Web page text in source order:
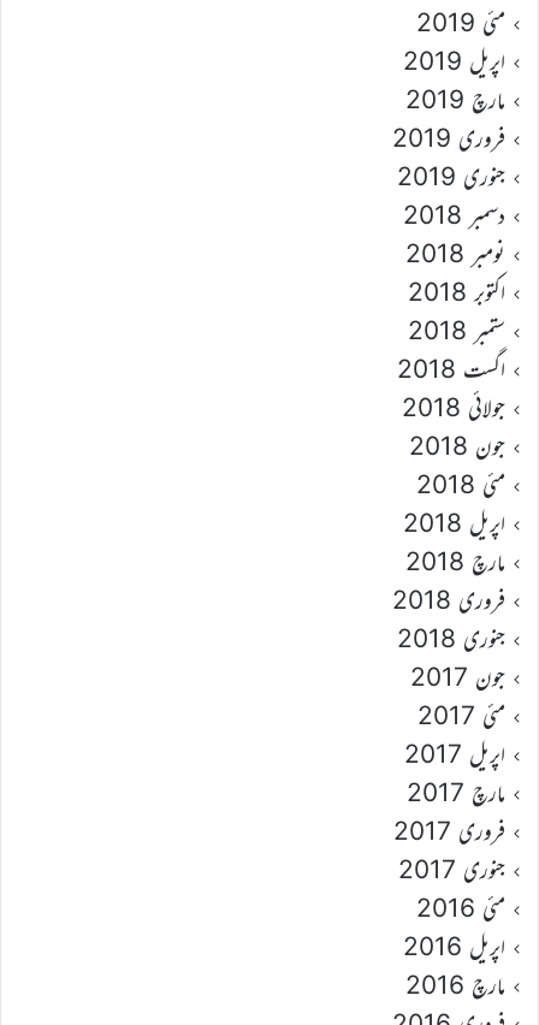
مئی 2019
اپریل 2019
مارچ 2019
فروری 2019
جنوری 2019
دسمبر 2018
نومبر 2018
اکتوبر 2018
ستمبر 2018
اگست 2018
جولائی 2018
جون 2018
مئی 2018
اپریل 2018
مارچ 2018
فروری 2018
جنوری 2018
جون 2017
مئی 2017
اپریل 2017
مارچ 2017
فروری 2017
جنوری 2017
مئی 2016
اپریل 2016
مارچ 2016